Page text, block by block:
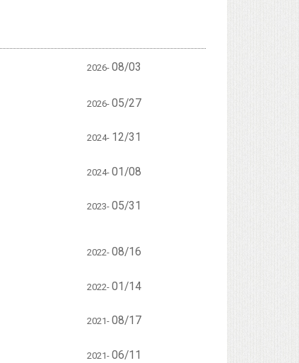
2026- 08/03
2026- 05/27
2024- 12/31
2024- 01/08
2023- 05/31
2022- 08/16
2022- 01/14
2021- 08/17
2021- 06/11